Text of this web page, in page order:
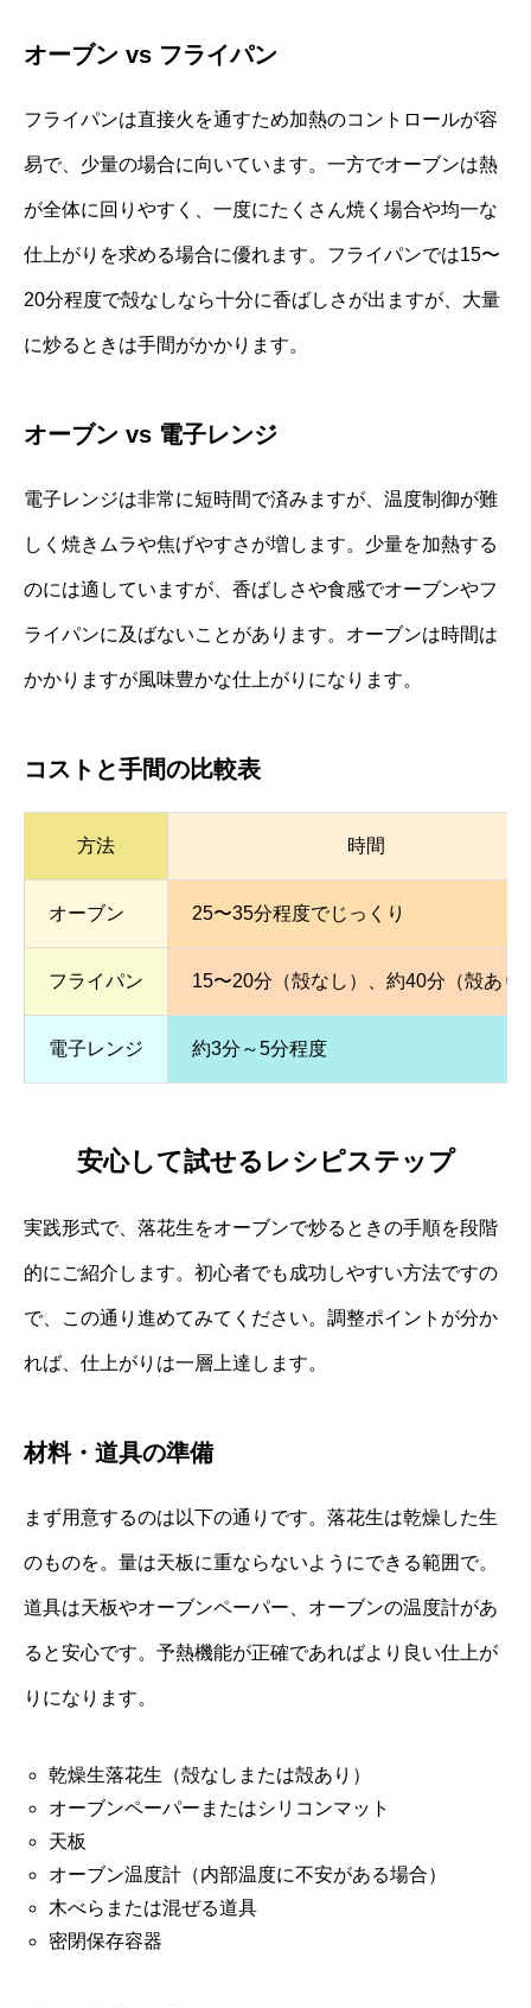
オーブン vs フライパン
フライパンは直接火を通すため加熱のコントロールが容
易で、少量の場合に向いています。一方でオーブンは熱
が全体に回りやすく、一度にたくさん焼く場合や均一な
仕上がりを求める場合に優れます。フライパンでは15〜
20分程度で殻なしなら十分に香ばしさが出ますが、大量
に炒るときは手間がかかります。
オーブン vs 電子レンジ
電子レンジは非常に短時間で済みますが、温度制御が難
しく焼きムラや焦げやすさが増します。少量を加熱する
のには適していますが、香ばしさや食感でオーブンやフ
ライパンに及ばないことがあります。オーブンは時間は
かかりますが風味豊かな仕上がりになります。
コストと手間の比較表
方法 時間
オーブン 25〜35分程度でじっくり
フライパン 15〜20分（殻なし）、約40分（殻あり
電子レンジ 約3分～5分程度
安心して試せるレシピステップ
実践形式で、落花生をオーブンで炒るときの手順を段階
的にご紹介します。初心者でも成功しやすい方法ですの
で、この通り進めてみてください。調整ポイントが分か
れば、仕上がりは一層上達します。
材料・道具の準備
まず用意するのは以下の通りです。落花生は乾燥した生
のものを。量は天板に重ならないようにできる範囲で。
道具は天板やオーブンペーパー、オーブンの温度計があ
ると安心です。予熱機能が正確であればより良い仕上が
りになります。
乾燥生落花生（殻なしまたは殻あり）
オーブンペーパーまたはシリコンマット
天板
オーブン温度計（内部温度に不安がある場合）
木べらまたは混ぜる道具
密閉保存容器